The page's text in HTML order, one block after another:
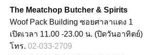
The Meatchop Butcher & Spirits
Woof Pack Building ซอยศาลาแดง 1
เปิดเวลา 11.00 -23.00 น. (ปิดวันอาทิตย์)
โทร. 02-033-2709